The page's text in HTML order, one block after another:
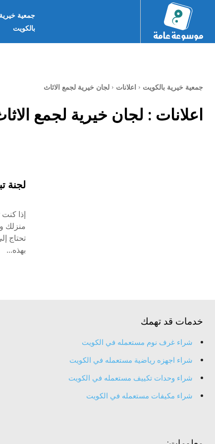
جمعية خيرية
بالكويت
جمعية خيرية بالكويت اعلانات لجان خيرية لجمع الاثاث
اعلانات : لجان خيرية لجمع
لجنة
إذا
منزلك
تحتاج
بهذه...
خدمات قد تهمك
شراء غرف نوم مستعمله في الكويت
شراء اجهزه رياضية مستعمله في الكويت
شراء وحدات تكييف مستعمله في الكويت
شراء مكيفات مستعمله في الكويت